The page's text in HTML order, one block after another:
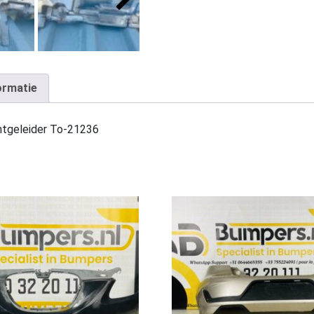
To-21236